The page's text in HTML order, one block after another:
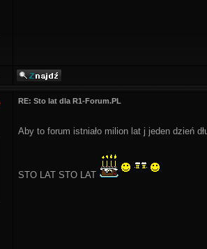
RE: Sto lat dla R1-Forum.PL
Aby to forum istniało milion lat j jeden dzień
STO LAT STO LAT